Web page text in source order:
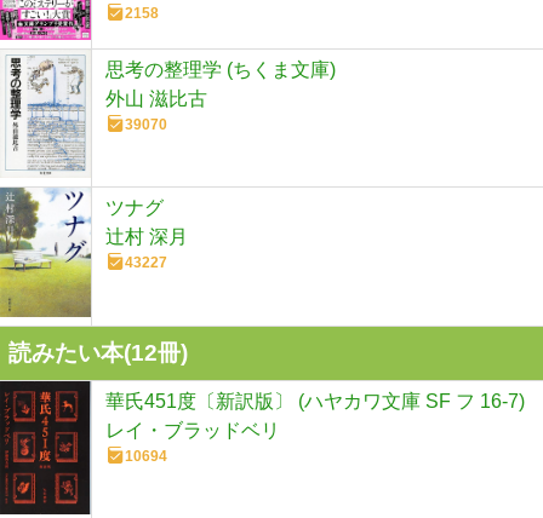
2158
思考の整理学 (ちくま文庫)
外山 滋比古
39070
ツナグ
辻村 深月
43227
読みたい本(12冊)
華氏451度〔新訳版〕 (ハヤカワ文庫 SF フ 16-7)
レイ・ブラッドベリ
10694